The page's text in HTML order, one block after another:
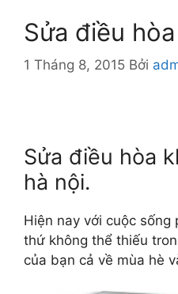
Sửa điều
1 Tháng 8, 2015 Bởi
Sửa điều hòa
hà nội.
Hiện nay với cuộc
thứ không thể thiếu
của bạn cả về mùa hè